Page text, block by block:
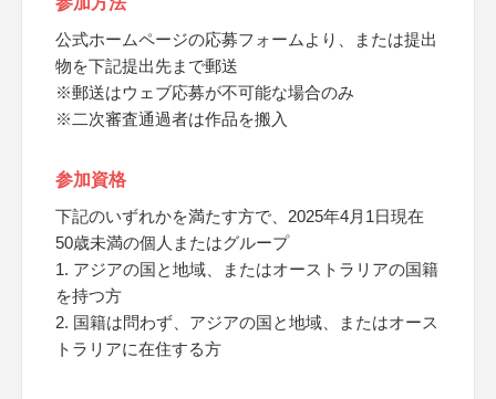
公式ホームページの応募フォームより、または提出
物を下記提出先まで郵送
※郵送はウェブ応募が不可能な場合のみ
※二次審査通過者は作品を搬入
参加資格
下記のいずれかを満たす方で、2025年4月1日現在
50歳未満の個人またはグループ
1. アジアの国と地域、またはオーストラリアの国籍
を持つ方
2. 国籍は問わず、アジアの国と地域、またはオース
トラリアに在住する方